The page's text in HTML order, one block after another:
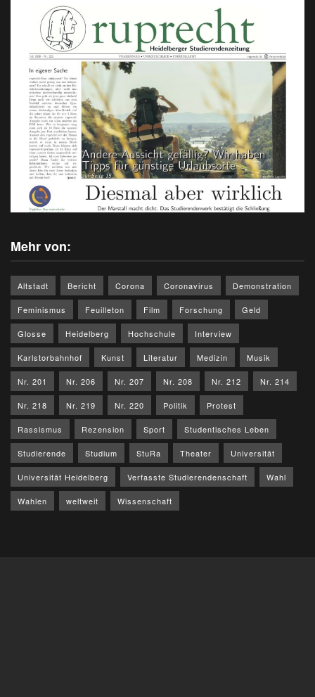
Mehr von:
Altstadt Bericht Corona Coronavirus Demonstration
Feminismus Feuilleton Film Forschung Geld
Glosse Heidelberg Hochschule Interview
Karlstorbahnhof Kunst Literatur Medizin Musik
Nr. 201 Nr. 206 Nr. 207 Nr. 208 Nr. 212 Nr. 214
Nr. 218 Nr. 219 Nr. 220 Politik Protest
Rassismus Rezension Sport Studentisches Leben
Studierende Studium StuRa Theater Universität
Universität Heidelberg Verfasste Studierendenschaft Wahl
Wahlen weltweit Wissenschaft